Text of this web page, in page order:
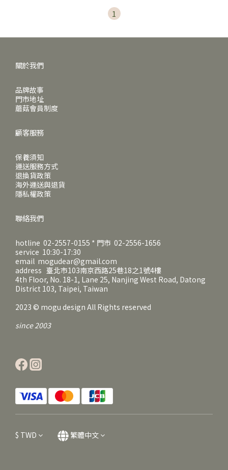
1
關於我們
品牌故事
門市地址
蘑菇會員制度
顧客服務
保養須知
運送服務方式
退換貨政策
海外運送與退貨
隱私權政策
聯絡我們
hotline 02-2557-0155 * 門市 02-2556-1656
service 10:30-17:30
email mogudear@gmail.com
address 臺北市103南京西路25巷18之1號4樓
4th Floor, No. 18-1, Lane 25, Nanjing West Road, Datong
District 103, Taipei, Taiwan
2023 © mogu design All Rights reserved
since 2003
$ TWD 繁體中文